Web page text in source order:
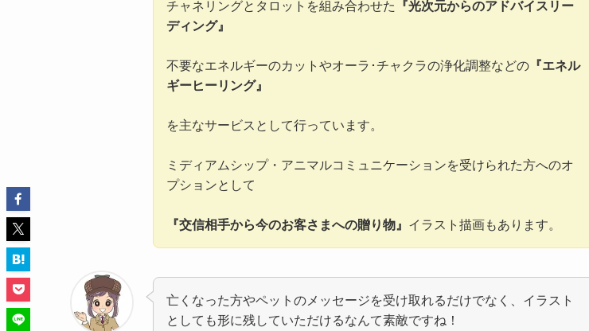
チャネリングとタロットを組み合わせた
『光次元からのアドバイスリー
ディング』
不要なエネルギーのカットやオーラ･チャクラの浄化調整などの 『エネル
ギーヒーリング』
を主なサービスとして行っています。
ミディアムシップ・アニマルコミュニケーションを受けられた方へのオ
プションとして
『交信相手から今のお客さまへの贈り物』 イラスト描画もあります。
亡くなった方やペットのメッセージを受け取れるだけでなく、イラスト
としても形に残していただけるなんて素敵ですね！